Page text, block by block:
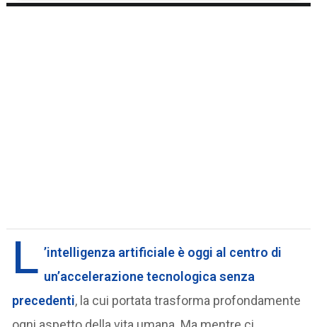
L ’intelligenza artificiale è oggi al centro di
un’accelerazione tecnologica senza
precedenti, la cui portata trasforma profondamente